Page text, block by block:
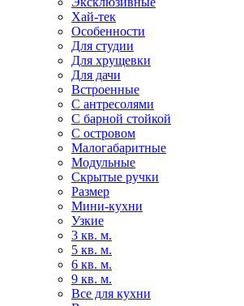
Хай-тек
Особенности
Для студии
Для хрущевки
Для дачи
Встроенные
С антресолями
С барной стойкой
С островом
Малогабаритные
Модульные
Скрытые ручки
Размер
Мини-кухни
Узкие
3 кв. м.
5 кв. м.
6 кв. м.
9 кв. м.
Все для кухни